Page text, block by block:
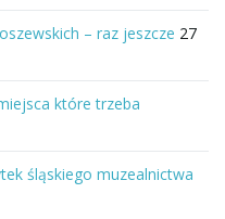
– raz jeszcze 27
które trzeba
śląskiego muzealnictwa